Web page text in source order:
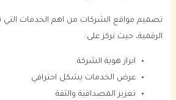
تصميم مواقع الشركات من اهم الخدمات
الرقمية، حيث نركز على:
ابراز هوية الشركة
عرض الخدمات بشكل احترافي
تعزيز المصداقية والثقة